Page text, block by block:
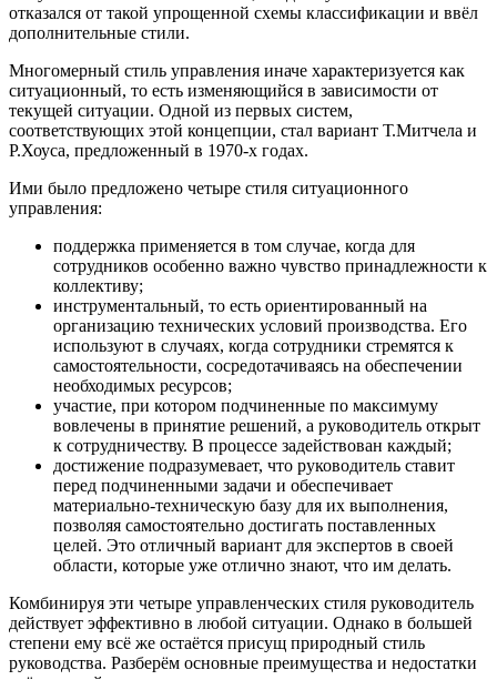
отказался от такой упрощенной схемы классификации и ввёл
дополнительные стили.
Многомерный стиль управления иначе характеризуется как
ситуационный, то есть изменяющийся в зависимости от
текущей ситуации. Одной из первых систем,
соответствующих этой концепции, стал вариант Т.Митчела и
Р.Хоуса, предложенный в 1970-х годах.
Ими было предложено четыре стиля ситуационного
управления:
поддержка применяется в том случае, когда для
сотрудников особенно важно чувство принадлежности к
коллективу;
инструментальный, то есть ориентированный на
организацию технических условий производства. Его
используют в случаях, когда сотрудники стремятся к
самостоятельности, сосредотачиваясь на обеспечении
необходимых ресурсов;
участие, при котором подчиненные по максимуму
вовлечены в принятие решений, а руководитель открыт
к сотрудничеству. В процессе задействован каждый;
достижение подразумевает, что руководитель ставит
перед подчиненными задачи и обеспечивает
материально-техническую базу для их выполнения,
позволяя самостоятельно достигать поставленных
целей. Это отличный вариант для экспертов в своей
области, которые уже отлично знают, что им делать.
Комбинируя эти четыре управленческих стиля руководитель
действует эффективно в любой ситуации. Однако в большей
степени ему всё же остаётся присущ природный стиль
руководства. Разберём основные преимущества и недостатки